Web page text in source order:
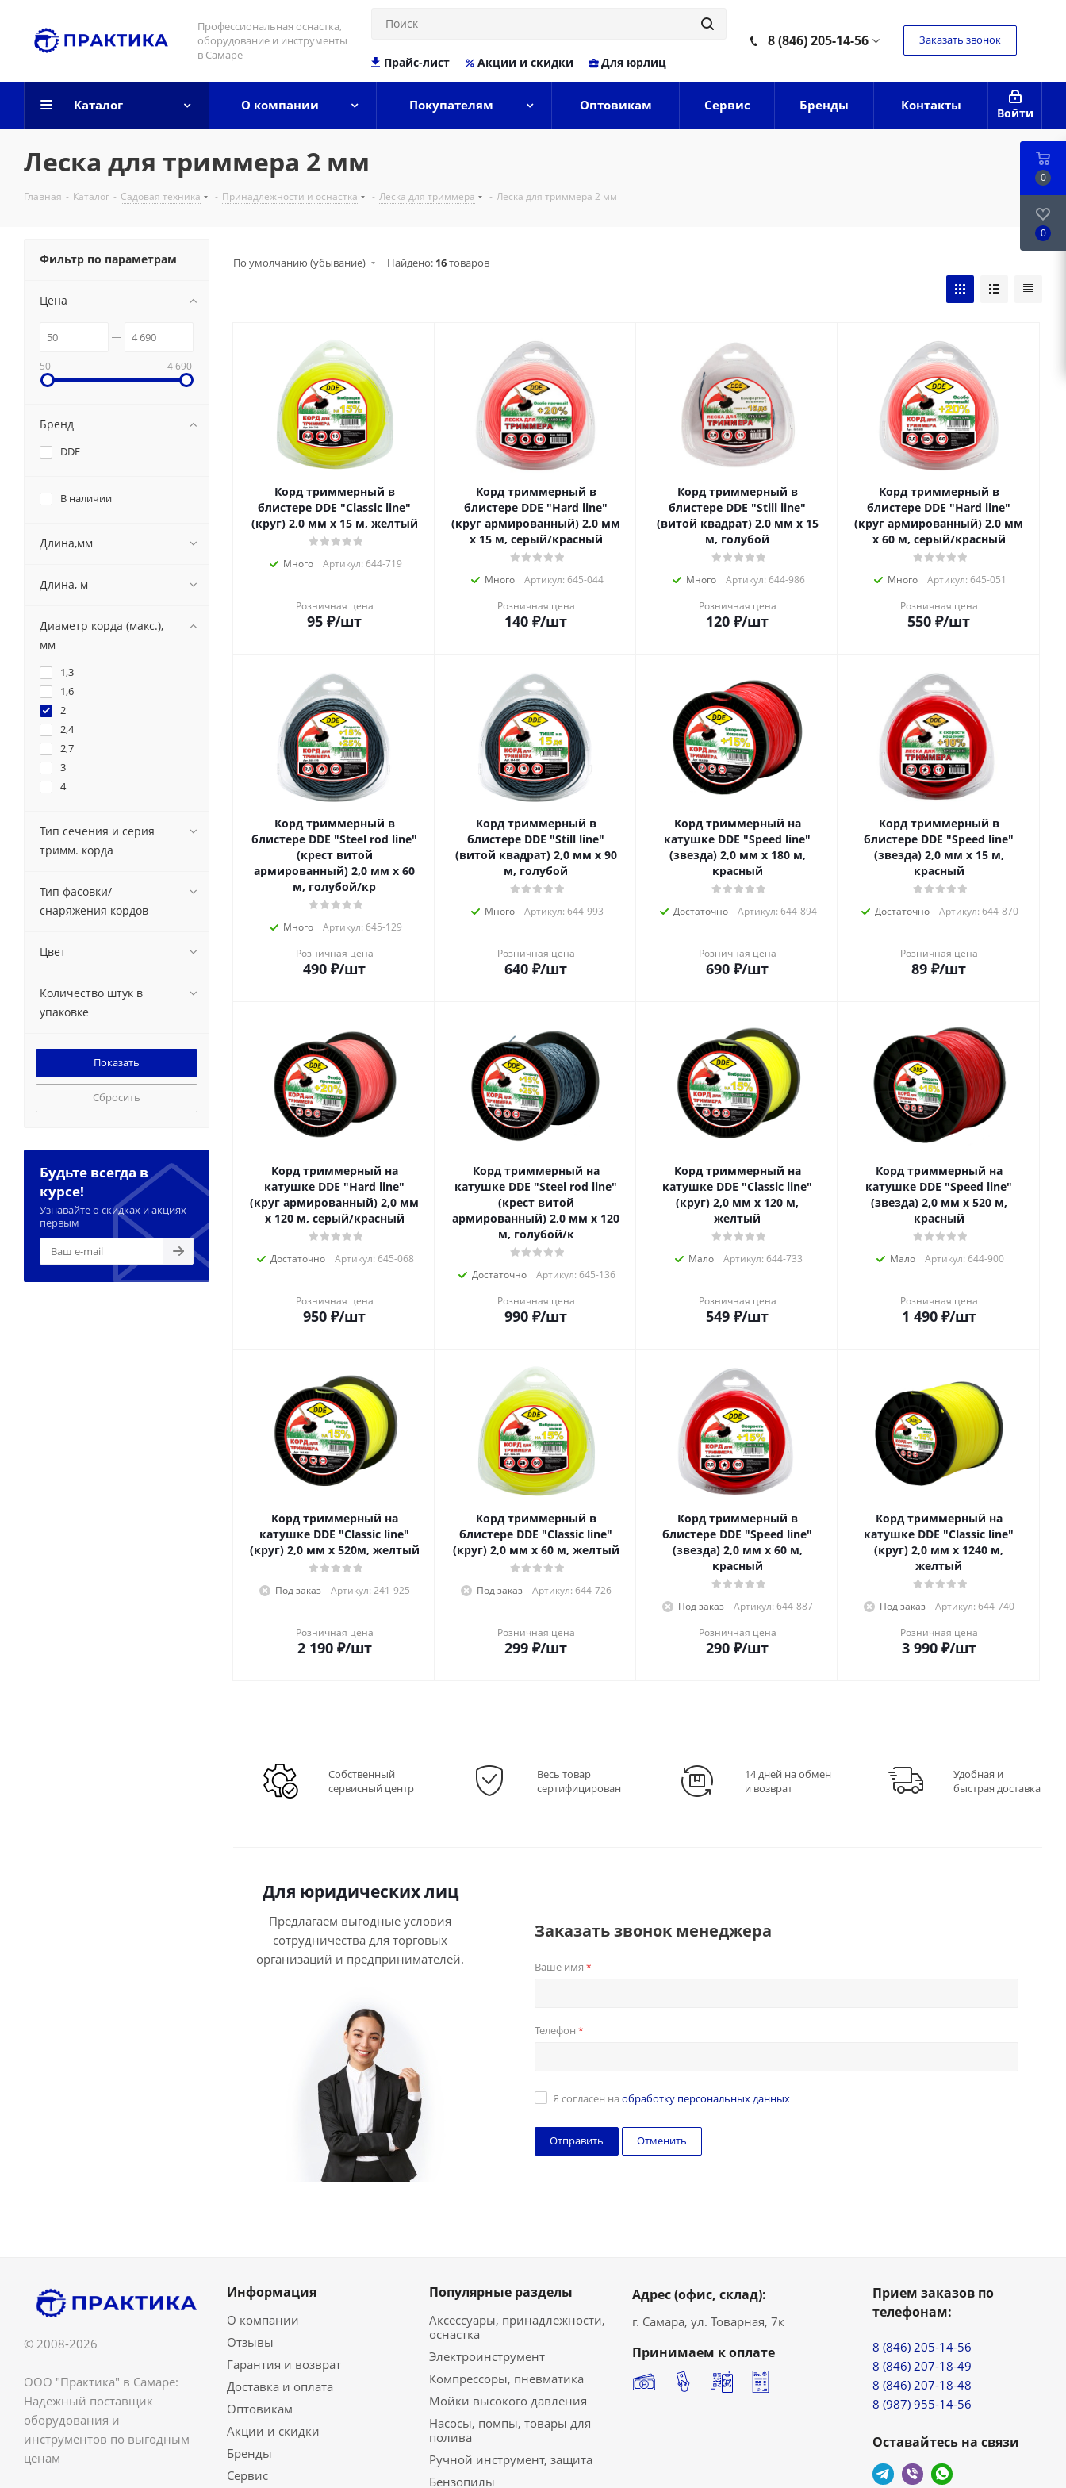
Профессиональная оснастка,
оборудование и инструменты
в Самаре
Прайс-лист Акции и скидки Для юрлиц
8 (846) 205-14-56 Заказать звонок
Войти
Каталог О компании Покупателям Оптовикам Сервис Бренды Контакты
Леска для триммера 2 мм
Главная - Каталог - Садовая техника - Принадлежности и оснастка - Леска для триммера - Леска для триммера 2 мм
По умолчанию (убывание) Найдено: 16товаров
Корд триммерный в
блистере DDE "Classic line"
(круг) 2,0 мм х 15 м, желтый
Много Артикул: 644-719
Розничная цена
95 ₽/шт
Корд триммерный в
блистере DDE "Hard line"
(круг армированный) 2,0 мм
х 15 м, серый/красный
Много
Артикул: 645-044
Розничная цена
140 ₽/шт
Корд триммерный в
блистере DDE "Still line"
(витой квадрат) 2,0 мм х 15
м, голубой
Много
Артикул: 644-986
Розничная цена
120 ₽/шт
Корд триммерный в
блистере DDE "Hard line"
(круг армированный) 2,0 мм
х 60 м, серый/красный
Много
Артикул: 645-051
Розничная цена
550 ₽/шт
Корд триммерный в
блистере DDE "Steel rod line"
(крест витой
армированный) 2,0 мм х 60
м, голубой/кр
Много
Артикул: 645-129
Розничная цена
490 ₽/шт
Корд триммерный в
блистере DDE "Still line"
(витой квадрат) 2,0 мм х 90
м, голубой
Много Артикул: 644-993
Розничная цена
640 ₽/шт
Корд триммерный на
катушке DDE "Speed line"
(звезда) 2,0 мм х 180 м,
красный
Достаточно Артикул: 644-894
Розничная цена
690 ₽/шт
Корд триммерный в
блистере DDE "Speed line"
(звезда) 2,0 мм х 15 м,
красный
Достаточно Артикул: 644-870
Розничная цена
89 ₽/шт
Корд триммерный на
катушке DDE "Hard line"
(круг армированный) 2,0 мм
х 120 м, серый/красный
Достаточно Артикул: 645-068
Розничная цена
950 ₽/шт
Корд триммерный на
катушке DDE "Steel rod line"
(крест витой
армированный) 2,0 мм х 120
м, голубой/к
Достаточно
Артикул: 645-136
Розничная цена
990 ₽/шт
Корд триммерный на
катушке DDE "Classic line"
(круг) 2,0 мм х 120 м,
желтый
Мало Артикул: 644-733
Розничная цена
549 ₽/шт
Корд триммерный на
катушке DDE "Speed line"
(звезда) 2,0 мм х 520 м,
красный
Мало Артикул: 644-900
Розничная цена
1 490₽/шт
Корд триммерный на
катушке DDE "Classic line"
(круг) 2,0 мм х 520м, желтый
Под заказ Артикул: 241-925
Розничная цена
2 190₽/шт
Корд триммерный в
блистере DDE "Classic line"
(круг) 2,0 мм х 60 м, желтый
Под заказ Артикул: 644-726
Розничная цена
299 ₽/шт
Корд триммерный в
блистере DDE "Speed line"
(звезда) 2,0 мм х 60 м,
красный
Под заказ
Артикул: 644-887
Розничная цена
290 ₽/шт
Корд триммерный на
катушке DDE "Classic line"
(круг) 2,0 мм х 1240 м,
желтый
Под заказ
Артикул: 644-740
Розничная цена
3 990₽/шт
Собственный
сервисный центр
Весь товар
сертифицирован
14 дней на обмен
и возврат
Удобная и
быстрая доставка
Для юридических лиц
Предлагаем выгодные условия
сотрудничества для торговых
организаций и предпринимателей.
Заказать звонок менеджера
Ваше имя *
Телефон *
Я согласен на обработку персональных данных
Отменить
Фильтр по параметрам
Цена
50 4 690
Бренд
DDE
В наличии
Длина,мм
Длина, м
Диаметр корда (макс.),
мм
1,3
1,6
2
2,4
2,7
3
4
Тип сечения и серия
тримм. корда
Тип фасовки/
снаряжения кордов
Цвет
Количество штук в
упаковке
Сбросить
Будьте всегда в
курсе!
Узнавайте о скидках и акциях
первым
© 2008-2026
ООО "Практика" в Самаре:
Надежный поставщик
оборудования и
инструментов по выгодным
ценам
Информация
О компании
Отзывы
Гарантия и возврат
Доставка и оплата
Оптовикам
Акции и скидки
Бренды
Сервис
Популярные разделы
Аксессуары, принадлежности,
оснастка
Электроинструмент
Компрессоры, пневматика
Мойки высокого давления
Насосы, помпы, товары для
полива
Ручной инструмент, защита
Бензопилы
Адрес (офис, склад):
г. Самара, ул. Товарная, 7к
Принимаем к оплате
Прием заказов по
телефонам:
8 (846) 205-14-56
8 (846) 207-18-49
8 (846) 207-18-48
8 (987) 955-14-56
Оставайтесь на связи
0
0